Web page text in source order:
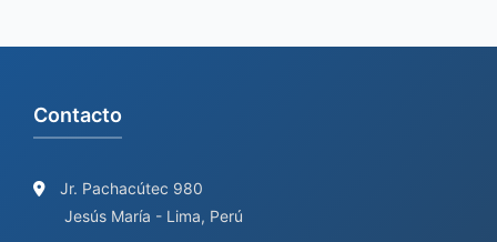
Contacto
Jr. Pachacútec 980
Jesús María - Lima, Perú